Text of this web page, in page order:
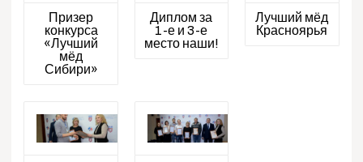
Призер
конкурса
«Лучший
мёд
Сибири»
Диплом за
1-е и 3-е
место наши!
Лучший мёд
Красноярья